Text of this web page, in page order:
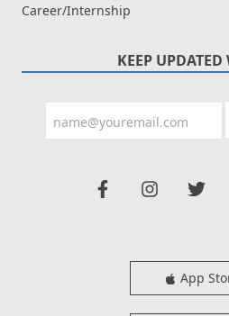
Career/Internship
KEEP
App